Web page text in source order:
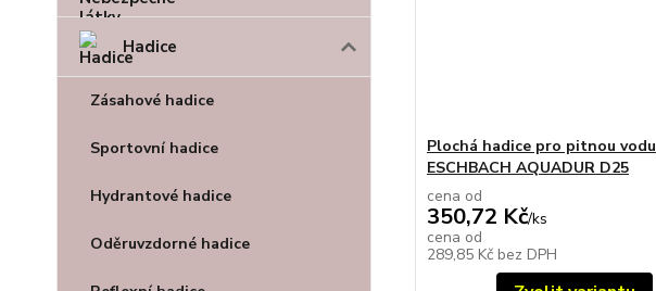
Hadice
Zásahové hadice
Sportovní hadice
Hydrantové hadice
Oděruvzdorné hadice
Plochá hadice pro pitnou vodu
ESCHBACH AQUADUR D25
cena od
350,72 Kč/ks
cena od
289,85 Kč bez DPH